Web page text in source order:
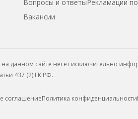
Вопросы и ответы
Вакансии
Рекламации
данном сайте несёт исключительно
437 (2) ГК РФ.
соглашениеПолитика конфиденциальности